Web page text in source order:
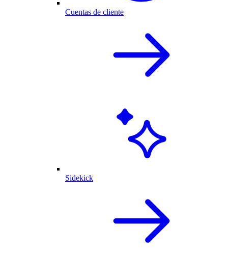
Cuentas de cliente
Sidekick